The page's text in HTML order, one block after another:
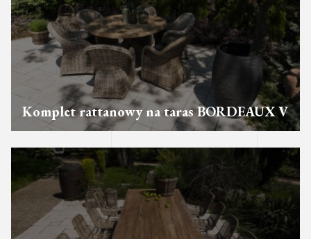
Komplet rattanowy na taras BORDEAUX V